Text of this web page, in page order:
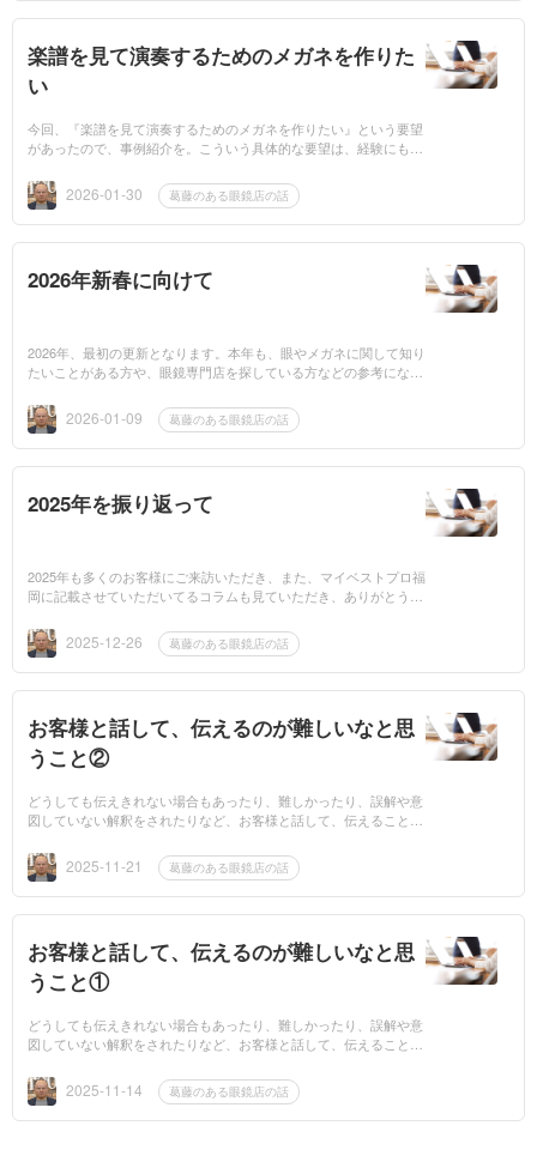
楽譜を見て演奏するためのメガネを作りた
い
今回、『楽譜を見て演奏するためのメガネを作りたい』という要望
があったので、事例紹介を。こういう具体的な要望は、経験にもな
や知識の方を...
2026-01-30 葛藤のある眼鏡店の話
2026年新春に向けて
2026年、最初の更新となります。本年も、眼やメガネに関して知り
たいことがある方や、眼鏡専門店を探している方などの参考になれ
となりました...
2026-01-09 葛藤のある眼鏡店の話
2025年を振り返って
2025年も多くのお客様にご来訪いただき、また、マイベストプロ福
岡に記載させていただいてるコラムも見ていただき、ありがとうご
ご来店されて...
2025-12-26 葛藤のある眼鏡店の話
お客様と話して、伝えるのが難しいなと思
うこと②
どうしても伝えきれない場合もあったり、難しかったり、誤解や意
図していない解釈をされたりなど、お客様と話して、伝えることが
しいなと思う...
2025-11-21 葛藤のある眼鏡店の話
お客様と話して、伝えるのが難しいなと思
うこと①
どうしても伝えきれない場合もあったり、難しかったり、誤解や意
図していない解釈をされたりなど、お客様と話して、伝えることが
思うものを、...
2025-11-14 葛藤のある眼鏡店の話